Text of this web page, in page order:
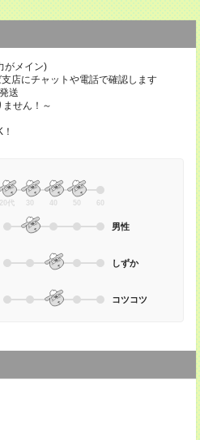
がメイン)
店にチャットや電話で確認します
送
せん！～
20代 30 40 50 60
男性
しずか
コツコツ